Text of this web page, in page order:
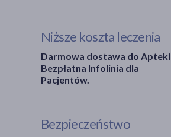
Niższe koszta leczenia
Darmowa dostawa do Apteki
Bezpłatna Infolinia dla
Pacjentów.
Bezpieczeństwo